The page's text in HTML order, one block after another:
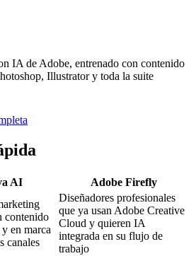
IA de Adobe, entrenado con contenido
Illustrator y toda la suite
AI Adobe Firefly
contenido
en marca
canales
Diseñadores profesionales
que ya usan Adobe Creative
Cloud y quieren IA
integrada en su flujo de
trabajo